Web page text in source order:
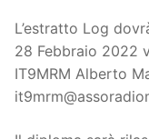
L’estratto Log
28 Febbraio 2022
IT9MRM Alberto